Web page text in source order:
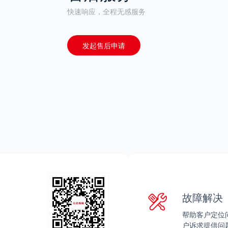
快速响应，全程无感服务
发起售后申请
故障解决
帮助客户定位
户诉求提供问